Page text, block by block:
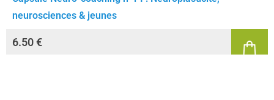
neurosciences & jeunes
6.50€